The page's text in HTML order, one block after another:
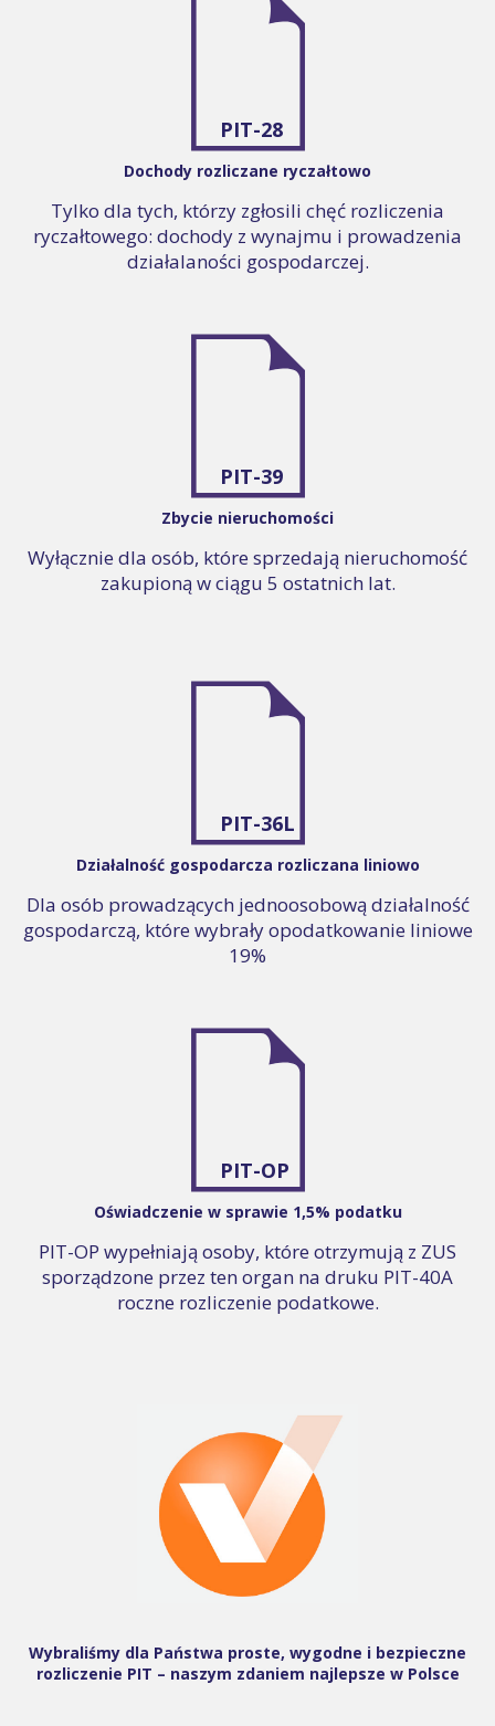
PIT-28
Dochody rozliczane ryczałtowo
Tylko dla tych, którzy zgłosili chęć rozliczenia
ryczałtowego: dochody z wynajmu i prowadzenia
działalaności gospodarczej.
PIT-39
Zbycie nieruchomości
Wyłącznie dla osób, które sprzedają nieruchomość
zakupioną w ciągu 5 ostatnich lat.
PIT-36L
Działalność gospodarcza rozliczana liniowo
Dla osób prowadzących jednoosobową działalność
gospodarczą, które wybrały opodatkowanie liniowe
19%
PIT-OP
Oświadczenie w sprawie 1,5% podatku
PIT-OP wypełniają osoby, które otrzymują z ZUS
sporządzone przez ten organ na druku PIT-40A
roczne rozliczenie podatkowe.
Wybraliśmy dla Państwa proste, wygodne i bezpieczne
rozliczenie PIT – naszym zdaniem najlepsze w Polsce